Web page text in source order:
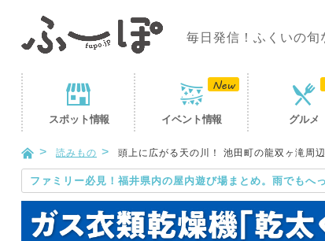
毎日発信！ふくいの
スポット情報 イベント情報 グルメ
読みもの 頭上に広がる天の川！ 池田町の龍双ヶ滝周
ファミリー必見！福井県内の屋内遊び場まとめ。雨でもへ